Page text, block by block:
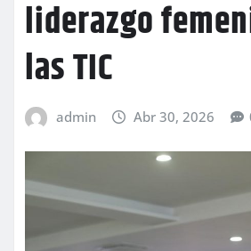
liderazgo
las TIC
admin Abr 30, 2026